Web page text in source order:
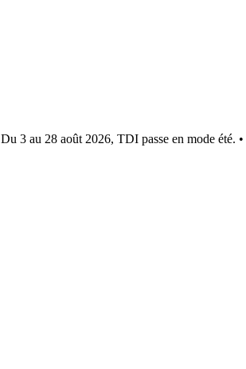
Du 3 au 28 août 2026, TDI passe en mode été. •